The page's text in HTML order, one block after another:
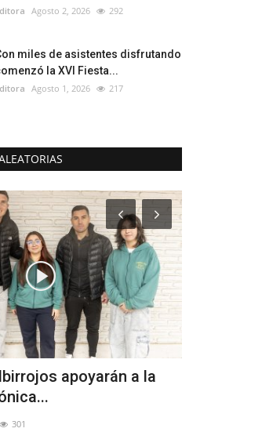
Agosto 2, 2026 292
miles de asistentes disfrutando
la XVI Fiesta...
Agosto 1, 2026 217
apoyarán a la
301